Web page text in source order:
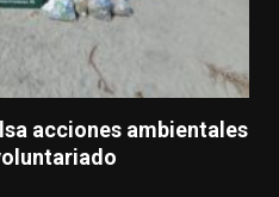
acciones ambientales